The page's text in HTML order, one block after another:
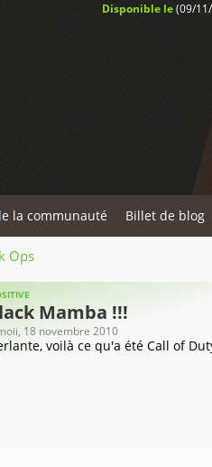
Disponible le(09/
la communauté Billet de blog
Ops
Mamba !!!
, 18 novembre 2010
voilà ce qu'a été Call of